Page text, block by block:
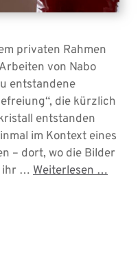
privaten Rahmen
von Nabo
entstandene
die kürzlich
entstanden
im Kontext eines
– dort, wo die Bilder
ihr … Weiterlesen …